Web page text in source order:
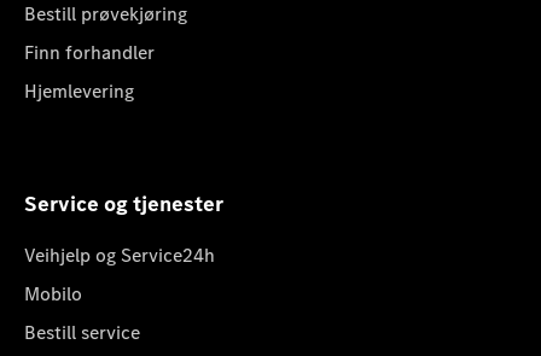
Bestill prøvekjøring
Finn forhandler
Hjemlevering
Service og tjenester
Veihjelp og Service24h
Mobilo
Bestill service